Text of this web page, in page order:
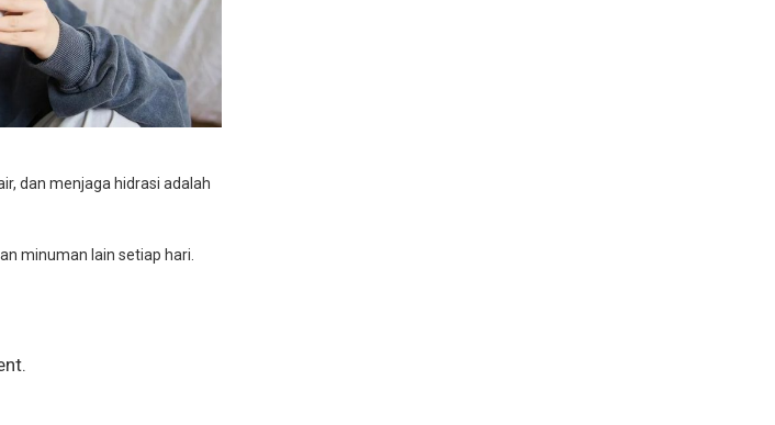
dan menjaga hidrasi adalah
minuman lain setiap hari.